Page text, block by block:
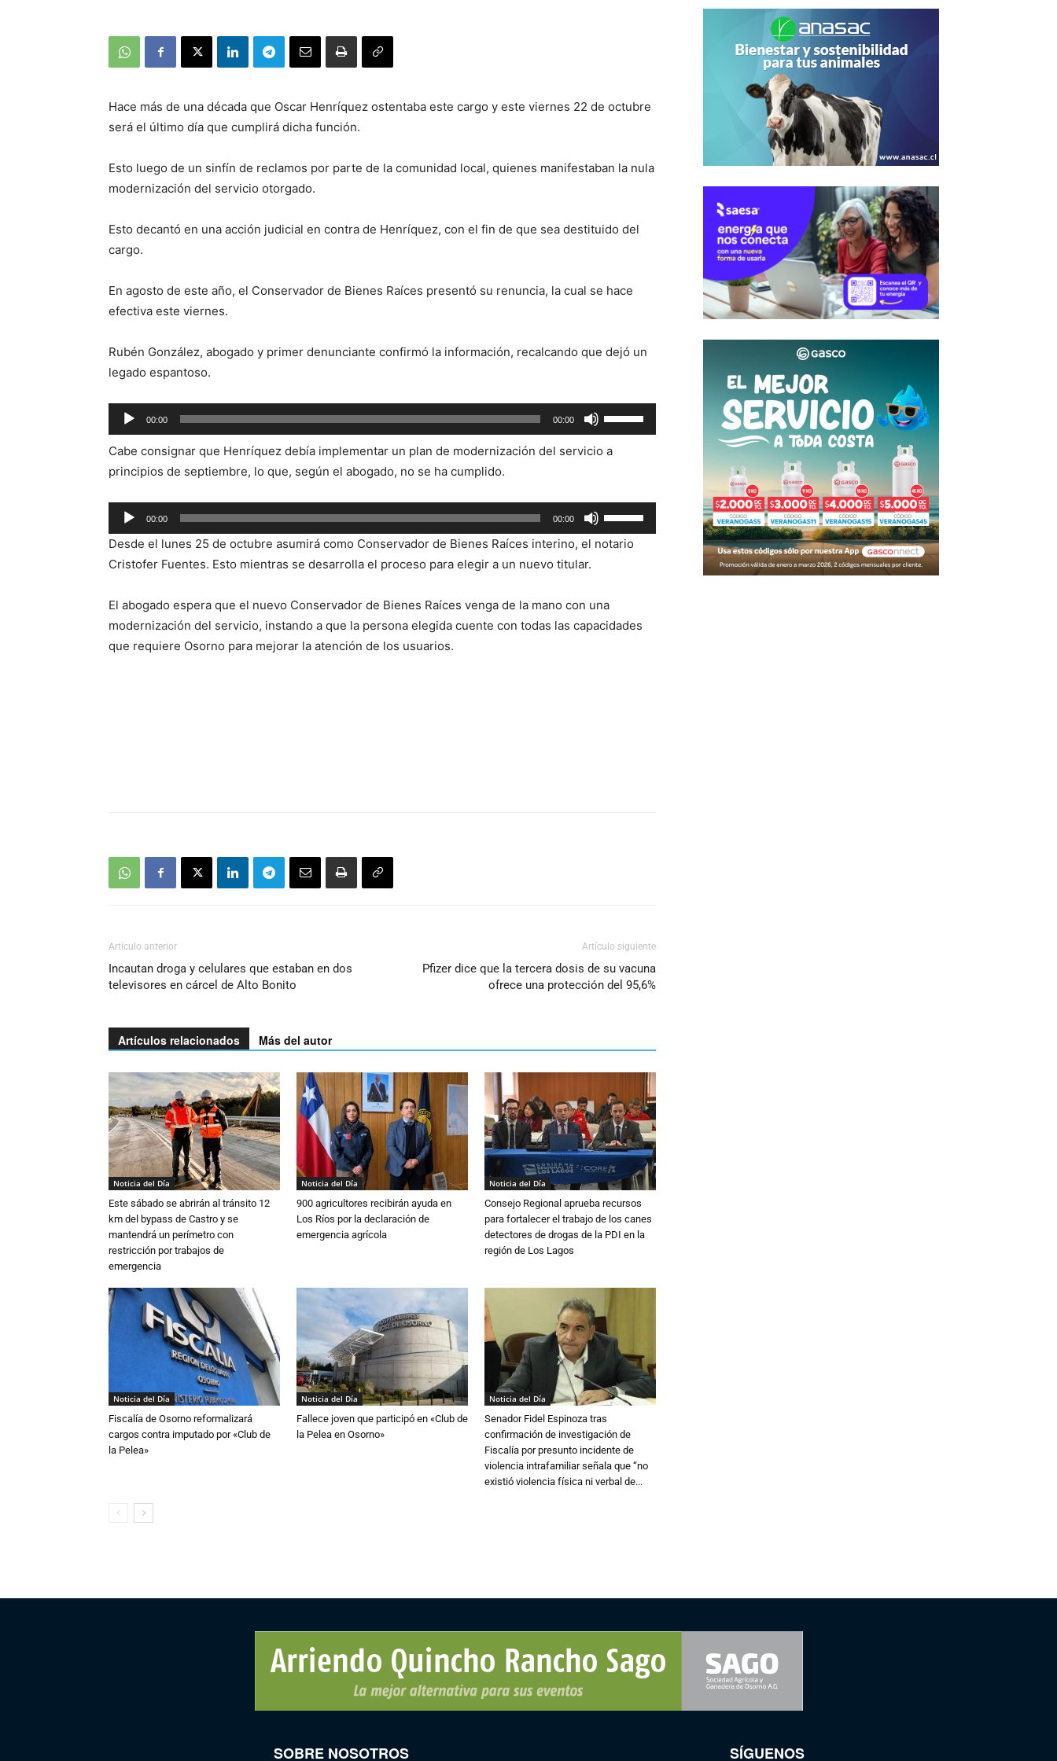
Hace más de una década que Oscar Henríquez ostentaba este cargo y este viernes 22 de octubre
será el último día que cumplirá dicha función.
Esto luego de un sinfín de reclamos por parte de la comunidad local, quienes manifestaban la nula
modernización del servicio otorgado.
Esto decantó en una acción judicial en contra de Henríquez, con el fin de que sea destituido del
cargo.
En agosto de este año, el Conservador de Bienes Raíces presentó su renuncia, la cual se hace
efectiva este viernes.
Rubén González, abogado y primer denunciante confirmó la información, recalcando que dejó un
legado espantoso.
Reproductor
de
audio
00:00 00:00
las
teclas
arriba/abajo
para
Cabe consignar que Henríquez debía implementar un plan de modernización del servicio a
principios de septiembre, lo que, según el abogado, no se ha cumplido.
Reproductor
de
audio
00:00 00:00
las
teclas
arriba/abajo
para
Desde el lunes 25 de octubre asumirá como Conservador de Bienes Raíces interino, el notario
Cristofer Fuentes. Esto mientras se desarrolla el proceso para elegir a un nuevo titular.
El abogado espera que el nuevo Conservador de Bienes Raíces venga de la mano con una
modernización del servicio, instando a que la persona elegida cuente con todas las capacidades
que requiere Osorno para mejorar la atención de los usuarios.
Artículo anterior
Incautan droga y celulares que estaban en dos
televisores en cárcel de Alto Bonito
Artículo siguiente
Pfizer dice que la tercera dosis de su vacuna
ofrece una protección del 95,6%
Artículos relacionados Más del autor
Noticia del Día
Este sábado se abrirán al tránsito 12
km del bypass de Castro y se
mantendrá un perímetro con
restricción por trabajos de
emergencia
Noticia del Día
900 agricultores recibirán ayuda en
Los Ríos por la declaración de
emergencia agrícola
Noticia del Día
Consejo Regional aprueba recursos
para fortalecer el trabajo de los canes
detectores de drogas de la PDI en la
región de Los Lagos
Noticia del Día
Fiscalía de Osorno reformalizará
cargos contra imputado por «Club de
la Pelea»
Noticia del Día
Fallece joven que participó en «Club de
la Pelea en Osorno»
Noticia del Día
Senador Fidel Espinoza tras
confirmación de investigación de
Fiscalía por presunto incidente de
violencia intrafamiliar señala que “no
existió violencia física ni verbal de...
SOBRE NOSOTROS SÍGUENOS